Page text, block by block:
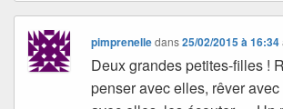
pimprenelledans25/02/2015 à 16:34
Deux grandes petites-filles !
penser avec elles, rêver